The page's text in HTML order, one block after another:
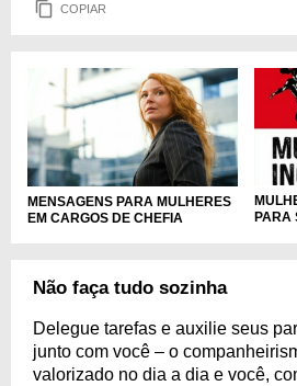
COPIAR
MENSAGENS PARA MULHERES
EM CARGOS DE CHEFIA
PARA
Não faça tudo sozinha
Delegue tarefas e auxilie seus
junto com você – o
valorizado no dia a dia e você,